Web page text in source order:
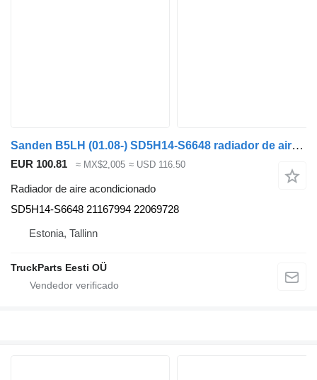
Sanden B5LH (01.08-) SD5H14-S6648 radiador de aire acondicionado para Volvo B5LH, B0E (2008-) autobús
EUR 100.81 ≈ MX$2,005 ≈ USD 116.50
Radiador de aire acondicionado
SD5H14-S6648 21167994 22069728
Estonia, Tallinn
TruckParts Eesti OÜ